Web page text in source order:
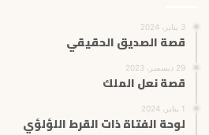
3 يناير، 2024
قصة الصديق الحقيقي
29 ديسمبر، 2023
قصة نعل الملك
1 يناير، 2024
لوحة الفتاة ذات القرط اللؤلؤي